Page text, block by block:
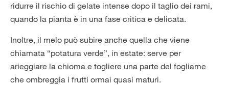
ridurre il rischio di gelate intense dopo il taglio dei rami,
quando la pianta è in una fase critica e delicata.
Inoltre, il melo può subire anche quella che viene
chiamata “potatura verde”, in estate: serve per
arieggiare la chioma e togliere una parte del fogliame
che ombreggia i frutti ormai quasi maturi.